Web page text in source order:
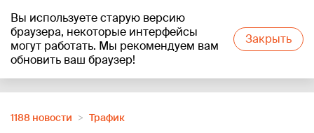
Вы используете старую версию
браузера, некоторые интерфейсы
могут работать. Мы рекомендуем вам
обновить ваш браузер!
Закрыть
+12°C
1188 новости
Трафик